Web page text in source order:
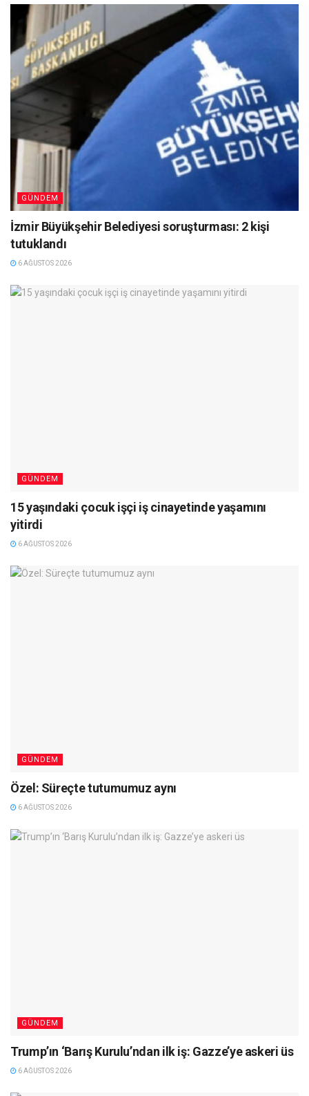
GÜNDEM
İzmir Büyükşehir Belediyesi soruşturması: 2 kişi
tutuklandı
6 AĞUSTOS 2026
GÜNDEM
15 yaşındaki çocuk işçi iş cinayetinde yaşamını
yitirdi
6 AĞUSTOS 2026
GÜNDEM
Özel: Süreçte tutumumuz aynı
6 AĞUSTOS 2026
GÜNDEM
Trump’ın ‘Barış Kurulu’ndan ilk iş: Gazze’ye askeri üs
6 AĞUSTOS 2026